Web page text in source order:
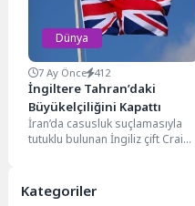
Dünya
7 Ay Önce 412
İngiltere Tahran’daki
Büyükelçiliğini Kapattı
İran’da casusluk suçlamasıyla
tutuklu bulunan İngiliz çift Craig
Kategoriler